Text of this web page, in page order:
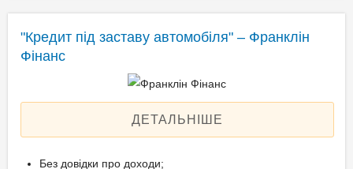
Одноразова комісія:
Нотаріальне оформлення
Спосіб погашення:
Aннуітет
"Кредит під заставу автомобіля" – Франклін
Фінанс
ДЕТАЛЬНІШЕ
Без довідки про доходи;